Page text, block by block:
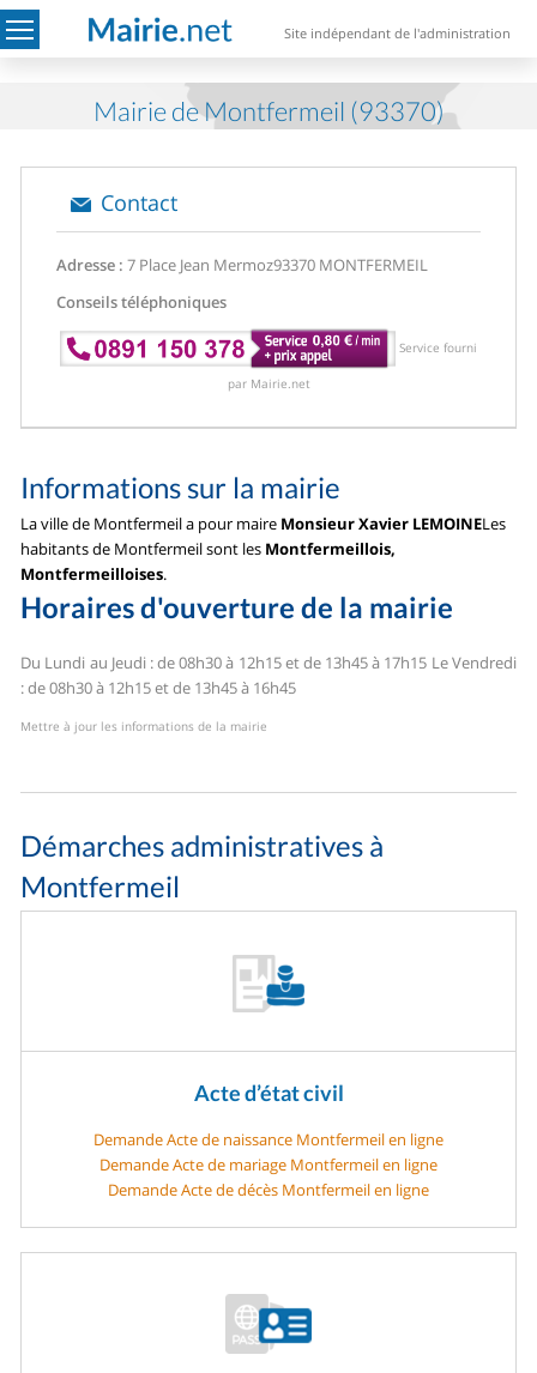
Site indépendant de l'administration
Mairie de Montfermeil (93370)
Contact
Adresse : 7 Place Jean Mermoz93370 MONTFERMEIL
Conseils téléphoniques
Service fourni
par Mairie.net
Informations sur la mairie
La ville de Montfermeil a pour maire Monsieur Xavier LEMOINELes
habitants de Montfermeil sont les Montfermeillois,
Montfermeilloises.
Horaires d'ouverture de la mairie
Du Lundi au Jeudi : de 08h30 à 12h15 et de 13h45 à 17h15 Le Vendredi
: de 08h30 à 12h15 et de 13h45 à 16h45
Mettre à jour les informations de la mairie
Démarches administratives à
Montfermeil
Acte d’état civil
Demande Acte de naissance Montfermeil en ligne
Demande Acte de mariage Montfermeil en ligne
Demande Acte de décès Montfermeil en ligne